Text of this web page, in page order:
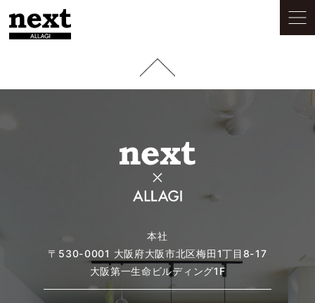
本社
〒530-0001 大阪府大阪市北区梅田1丁目8-17
大阪第一生命ビルディング1F